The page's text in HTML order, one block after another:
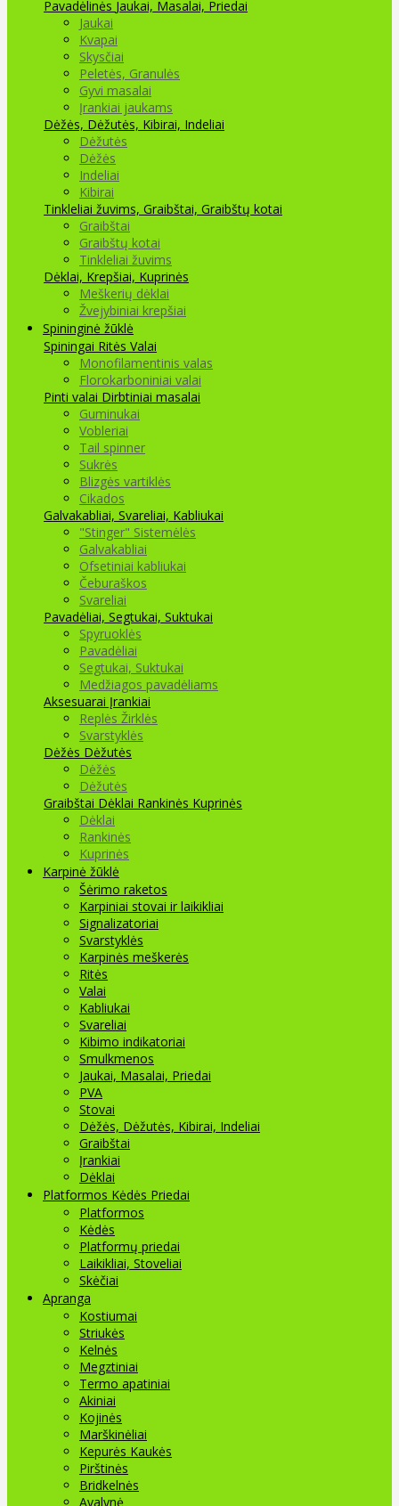
Pavadėlinės Jaukai, Masalai, Priedai
Jaukai
Kvapai
Skysčiai
Peletės, Granulės
Gyvi masalai
Įrankiai jaukams
Dėžės, Dėžutės, Kibirai, Indeliai
Dėžutės
Dėžės
Indeliai
Kibirai
Tinkleliai žuvims, Graibštai, Graibštų kotai
Graibštai
Graibštų kotai
Tinkleliai žuvims
Dėklai, Krepšiai, Kuprinės
Meškerių dėklai
Žvejybiniai krepšiai
Spininginė žūklė
Spiningai Ritės Valai
Monofilamentinis valas
Florokarboniniai valai
Pinti valai Dirbtiniai masalai
Guminukai
Vobleriai
Tail spinner
Sukrės
Blizgės vartiklės
Cikados
Galvakabliai, Svareliai, Kabliukai
"Stinger" Sistemėlės
Galvakabliai
Ofsetiniai kabliukai
Čeburaškos
Svareliai
Pavadėliai, Segtukai, Suktukai
Spyruoklės
Pavadėliai
Segtukai, Suktukai
Medžiagos pavadėliams
Aksesuarai Įrankiai
Replės Žirklės
Svarstyklės
Dėžės Dėžutės
Dėžės
Dėžutės
Graibštai Dėklai Rankinės Kuprinės
Dėklai
Rankinės
Kuprinės
Karpinė žūklė
Šėrimo raketos
Karpiniai stovai ir laikikliai
Signalizatoriai
Svarstyklės
Karpinės meškerės
Ritės
Valai
Kabliukai
Svareliai
Kibimo indikatoriai
Smulkmenos
Jaukai, Masalai, Priedai
PVA
Stovai
Dėžės, Dėžutės, Kibirai, Indeliai
Graibštai
Įrankiai
Dėklai
Platformos Kėdės Priedai
Platformos
Kėdės
Platformų priedai
Laikikliai, Stoveliai
Skėčiai
Apranga
Kostiumai
Striukės
Kelnės
Megztiniai
Termo apatiniai
Akiniai
Kojinės
Marškinėliai
Kepurės Kaukės
Pirštinės
Bridkelnės
Avalynė